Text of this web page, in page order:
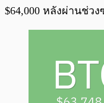
$64,000 หลังผ่านช่ว